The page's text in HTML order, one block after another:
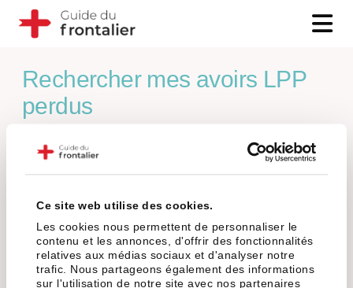
Ce site web utilise des cookies.
Les cookies nous permettent de personnaliser le
contenu et les annonces, d'offrir des fonctionnalités
relatives aux médias sociaux et d'analyser notre
trafic. Nous partageons également des informations
sur l'utilisation de notre site avec nos partenaires